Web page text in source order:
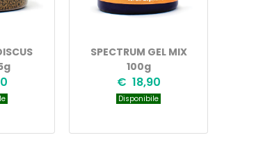
SPECTRUM GEL MIX
100g
€ 18,90
Disponibile